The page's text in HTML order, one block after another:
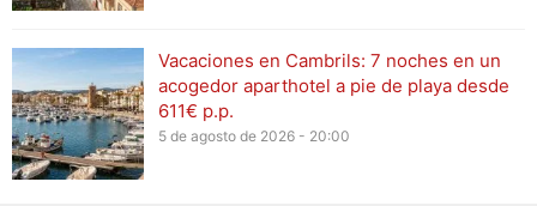
Vacaciones en Cambrils: 7 noches en un
acogedor aparthotel a pie de playa desde
611€ p.p.
5 de agosto de 2026 - 20:00